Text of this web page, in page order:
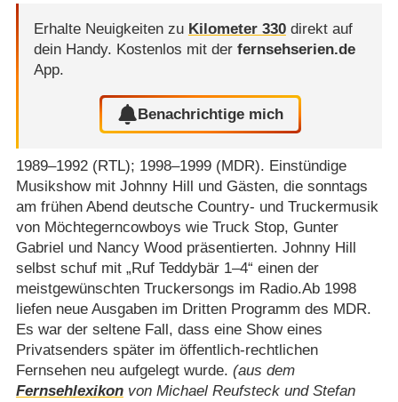
Erhalte Neuigkeiten zu Kilometer 330direkt auf
dein Handy. Kostenlos mit der fernsehserien.de
App.
Benachrichtige mich
1989⁠–⁠1992 (RTL); 1998⁠–⁠1999 (MDR). Einstündige
Musikshow mit Johnny Hill und Gästen, die sonntags
am frühen Abend deutsche Country- und Truckermusik
von Möchtegerncowboys wie Truck Stop, Gunter
Gabriel und Nancy Wood präsentierten. Johnny Hill
selbst schuf mit „Ruf Teddybär 1⁠–⁠4“ einen der
meistgewünschten Truckersongs im Radio.Ab 1998
liefen neue Ausgaben im Dritten Programm des MDR.
Es war der seltene Fall, dass eine Show eines
Privatsenders später im öffentlich-rechtlichen
Fernsehen neu aufgelegt wurde. (aus dem
Fernsehlexikonvon Michael Reufsteck und Stefan